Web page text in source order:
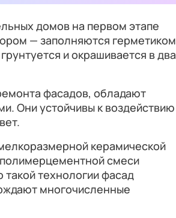
домов на первом этапе
— заполняются герметиком
и окрашивается в два
фасадов, обладают
Они устойчивы к воздействию
керамической
смеси
технологии фасад
многочисленные